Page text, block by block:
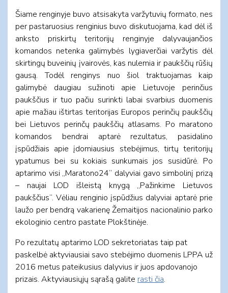
Šiame renginyje buvo atsisakyta varžytuvių formato, nes
per pastaruosius renginius buvo diskutuojama, kad dėl iš
anksto priskirtų teritorijų renginyje dalyvaujančios
komandos netenka galimybės lygiaverčiai varžytis dėl
skirtingų buveinių įvairovės, kas nulemia ir paukščių rūšių
gausą. Todėl renginys nuo šiol traktuojamas kaip
galimybė daugiau sužinoti apie Lietuvoje perinčius
paukščius ir tuo pačiu surinkti labai svarbius duomenis
apie mažiau ištirtas teritorijas Europos perinčių paukščių
bei Lietuvos perinčų paukščių atlasams. Po maratono
komandos bendrai aptarė rezultatus, pasidalino
įspūdžiais apie įdomiausius stebėjimus, tirtų teritorijų
ypatumus bei su kokiais sunkumais jos susidūrė. Po
aptarimo visi „Maratono24“ dalyviai gavo simbolinį prizą
– naujai LOD išleistą knygą „Pažinkime Lietuvos
paukščius“. Vėliau renginio įspūdžius dalyviai aptarė prie
laužo per bendrą vakarienę Žemaitijos nacionalinio parko
ekologinio centro pastate Plokštinėje.
Po rezultatų aptarimo LOD sekretoriatas taip pat
paskelbė aktyviausiai savo stebėjimo duomenis LPPA už
2016 metus pateikusius dalyvius ir juos apdovanojo
prizais. Aktyviausiųjų sąrašą galite rasti čia.